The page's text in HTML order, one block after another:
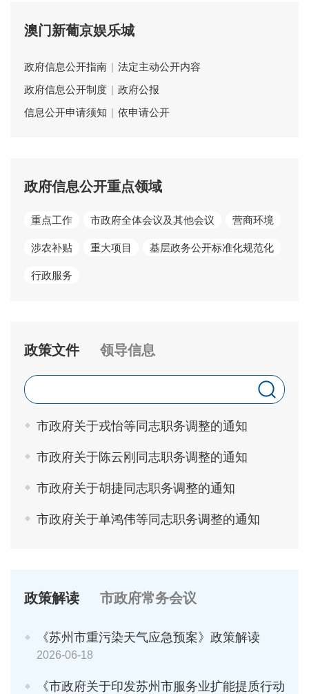
澳门新葡京娱乐城
政府信息公开指南 | 法定主动公开内容
政府信息公开制度 | 政府公报
信息公开申请须知 | 依申请公开
政府信息公开重点领域
重点工作 市政府全体会议及其他会议 营商环境
涉农补贴 重大项目 基层政务公开标准化规范化
行政服务
政策文件 领导信息
市政府关于戎怡等同志职务调整的通知
市政府关于陈云刚同志职务调整的通知
市政府关于胡捷同志职务调整的通知
市政府关于单鸿伟等同志职务调整的通知
政策解读 市政府常务会议
《苏州市重污染天气应急预案》政策解读
2026-06-18
《市政府关于印发苏州市服务业扩能提质行动